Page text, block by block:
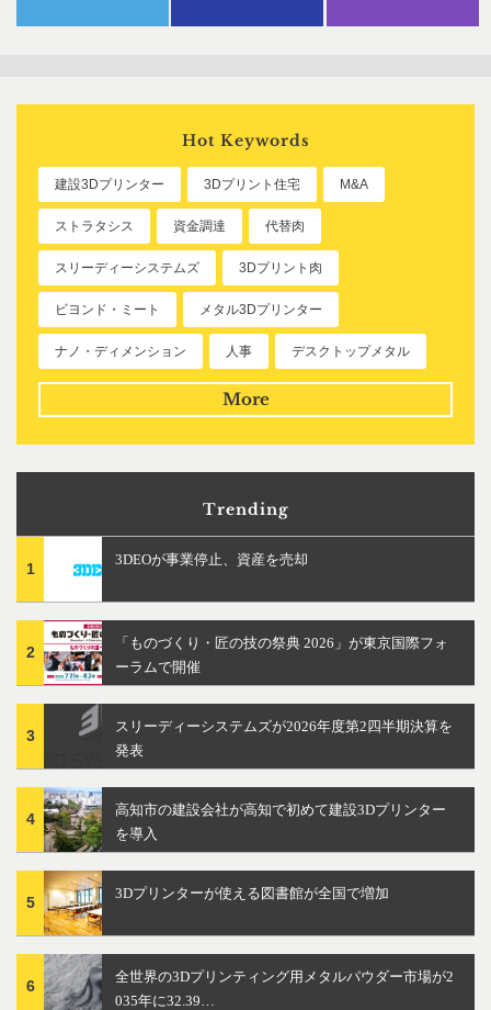
Hot Keywords
建設3Dプリンター 3Dプリント住宅 M&A
ストラタシス 資金調達 代替肉
スリーディーシステムズ 3Dプリント肉
ビヨンド・ミート メタル3Dプリンター
ナノ・ディメンション 人事 デスクトップメタル
More
Trending
1
3DEOが事業停止、資産を売却
2
「ものづくり・匠の技の祭典 2026」が東京国際フォ
ーラムで開催
3
スリーディーシステムズが2026年度第2四半期決算を
発表
4
高知市の建設会社が高知で初めて建設3Dプリンター
を導入
5
3Dプリンターが使える図書館が全国で増加
6
全世界の3Dプリンティング用メタルパウダー市場が2
035年に32.39…